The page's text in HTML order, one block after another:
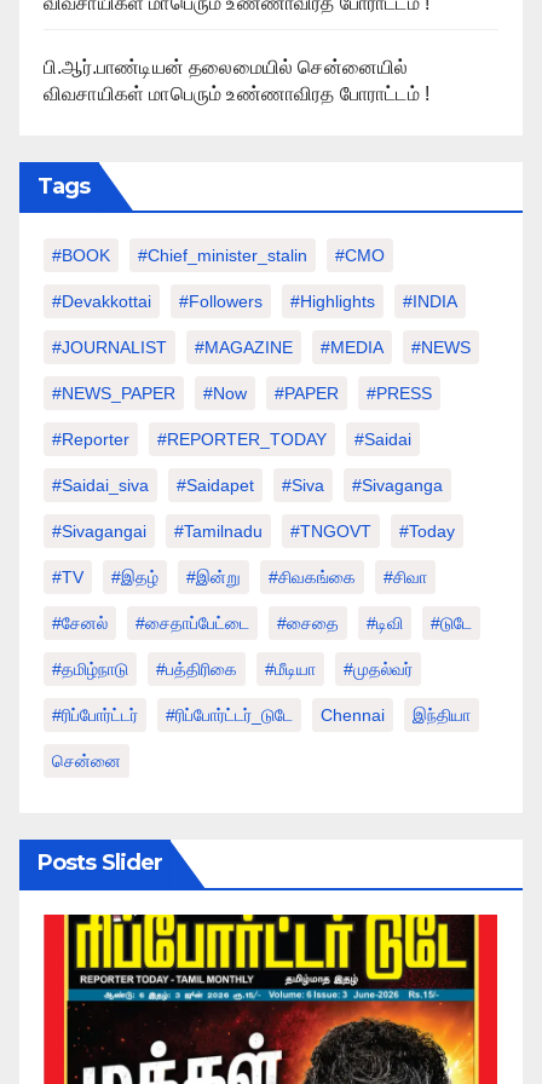
பி.ஆர்.பாண்டியன் தலைமையில் சென்னையில்
விவசாயிகள் மாபெரும் உண்ணாவிரத போராட்டம் !
Tags
#BOOK #chief_minister_stalin #CMO
#devakkottai #followers #highlights #INDIA
#JOURNALIST #MAGAZINE #MEDIA #NEWS
#NEWS_PAPER #Now #PAPER #PRESS
#Reporter #REPORTER_TODAY #saidai
#saidai_siva #saidapet #Siva #Sivaganga
#sivagangai #tamilnadu #TNGOVT #today
#TV #இதழ் #இன்று #சிவகங்கை #சிவா
#சேனல் #சைதாப்பேட்டை #சைதை #டிவி #டுடே
#தமிழ்நாடு #பத்திரிகை #மீடியா #முதல்வர்
#ரிப்போர்ட்டர் #ரிப்போர்ட்டர்_டுடே Chennai இந்தியா
சென்னை
Posts Slider